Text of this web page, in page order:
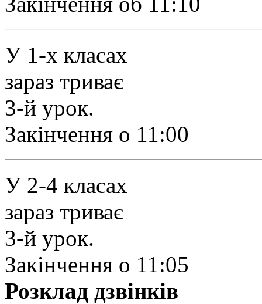
У 1-х класах
зараз триває
3-й урок.
Закінчення о 11:00
У 2-4 класах
зараз триває
3-й урок.
Закінчення о 11:05
Розклад дзвінків